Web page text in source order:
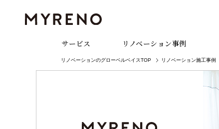
サービス リノベーション事例
リノベーションのグローベルベイスTOP リノベーション施工事例